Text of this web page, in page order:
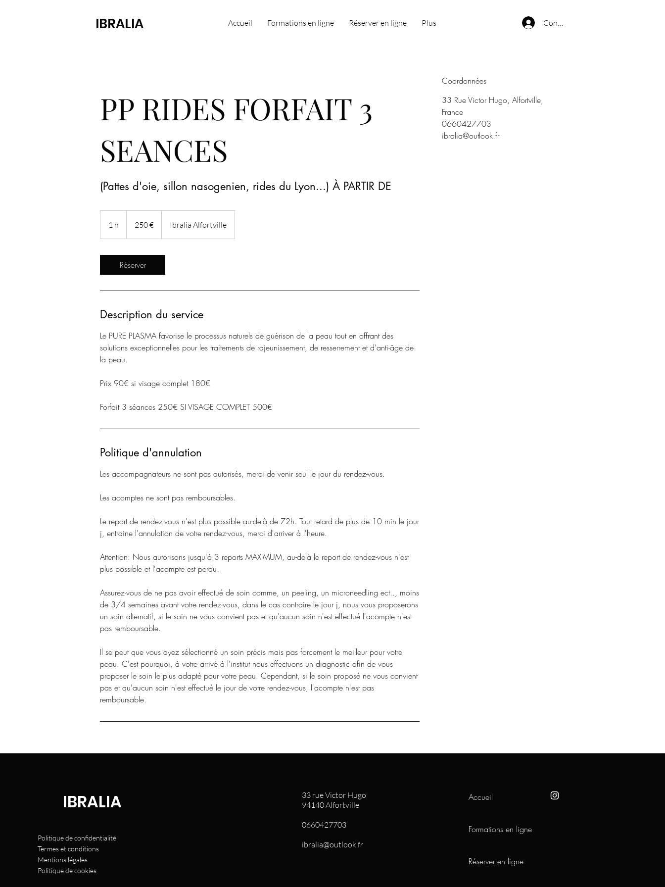
IBRALIA Accueil Formations en ligne Réserver en ligne Plus Connexion
PP RIDES FORFAIT 3
SEANCES
(Pattes d'oie, sillon nasogenien, rides du Lyon...) À PARTIR DE
1 h 250 € Ibralia Alfortville
Réserver
Description du service
Le PURE PLASMA favorise le processus naturels de guérison de la peau tout en offrant des
solutions exceptionnelles pour les traitements de rajeunissement, de resserrement et d'anti-âge de
la peau.
Prix 90€ si visage complet 180€
Politique d'annulation
Les accompagnateurs ne sont pas autorisés, merci de venir seul le jour du rendez-vous.
Les acomptes ne sont pas remboursables.
Le report de rendez-vous n'est plus possible au-delà de 72h. Tout retard de plus de 10 min le jour
j, entraine l'annulation de votre rendez-vous, merci d'arriver à l'heure.
Attention: Nous autorisons jusqu'à 3 reports MAXIMUM, au-delà le report de rendez-vous n'est
plus possible et l'acompte est perdu.
Assurez-vous de ne pas avoir effectué de soin comme, un peeling, un microneedling ect.., moins
de 3/4 semaines avant votre rendez-vous, dans le cas contraire le jour j, nous vous proposerons
un soin alternatif, si le soin ne vous convient pas et qu'aucun soin n'est effectué l'acompte n'est
pas remboursable.
Il se peut que vous ayez sélectionné un soin précis mais pas forcement le meilleur pour votre
peau. C'est pourquoi, à votre arrivé à l'institut nous effectuons un diagnostic afin de vous
proposer le soin le plus adapté pour votre peau. Cependant, si le soin proposé ne vous convient
pas et qu'aucun soin n'est effectué le jour de votre rendez-vous, l'acompte n'est pas
remboursable.
Coordonnées
33 Rue Victor Hugo, Alfortville,
France
0660427703
ibralia@outlook.fr
IBRALIA
Politique de confidentialité
Termes et conditions
Mentions légales
Politique de cookies
33 rue Victor Hugo
94140 Alfortville
0660427703
ibralia@outlook.fr
Accueil
Formations en ligne
Réserver en ligne